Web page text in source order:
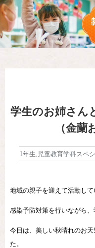
学生のお姉さん
（金蘭
1年生 児童教育学科スペ
地域の親子を迎えて活動して
感染予防対策を行いながら、
今日は、美しい秋晴れのお
た。